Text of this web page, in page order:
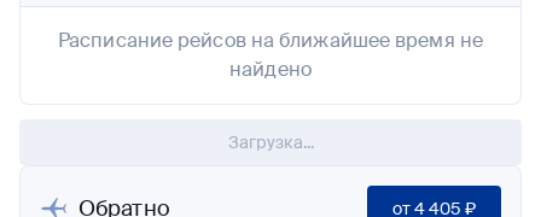
Расписание рейсов на ближайшее время не
найдено
Загрузка...
Обратно от4 405 ₽